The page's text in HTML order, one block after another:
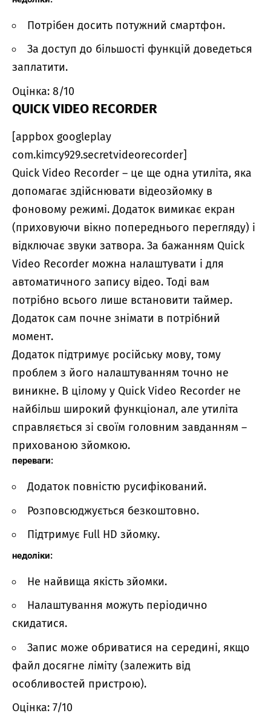
Потрібен досить потужний смартфон.
За доступ до більшості функцій доведеться
заплатити.
Оцінка: 8/10
QUICK VIDEO RECORDER
[appbox googleplay
com.kimcy929.secretvideorecorder]
Quick Video Recorder – це ще одна утиліта, яка
допомагає здійснювати відеозйомку в
фоновому режимі. Додаток вимикає екран
(приховуючи вікно попереднього перегляду) і
відключає звуки затвора. За бажанням Quick
Video Recorder можна налаштувати і для
автоматичного запису відео. Тоді вам
потрібно всього лише встановити таймер.
Додаток сам почне знімати в потрібний
момент.
Додаток підтримує російську мову, тому
проблем з його налаштуванням точно не
виникне. В цілому у Quick Video Recorder не
найбільш широкий функціонал, але утиліта
справляється зі своїм головним завданням –
прихованою зйомкою.
переваги:
Додаток повністю русифікований.
Розповсюджується безкоштовно.
Підтримує Full HD зйомку.
недоліки:
Не найвища якість зйомки.
Налаштування можуть періодично
скидатися.
Запис може обриватися на середині, якщо
файл досягне ліміту (залежить від
особливостей пристрою).
Оцінка: 7/10